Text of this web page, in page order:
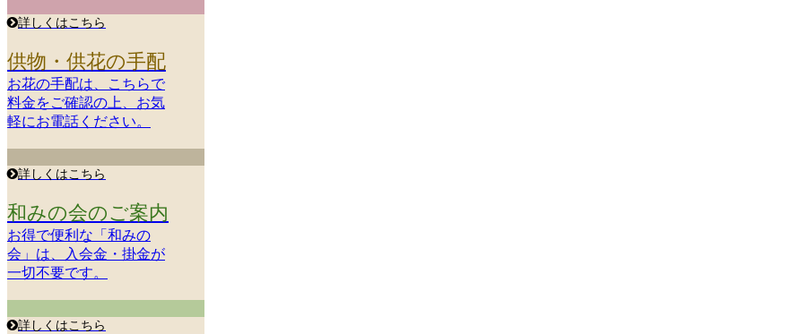
詳しくはこちら
供物・供花の手配
お花の手配は、こちらで
料金をご確認の上、お気
軽にお電話ください。
詳しくはこちら
和みの会のご案内
お得で便利な「和みの
会」は、入会金・掛金が
一切不要です。
詳しくはこちら